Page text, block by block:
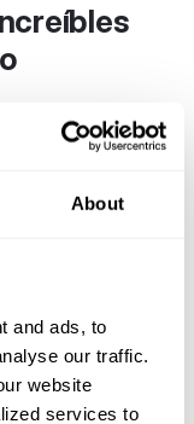
About
and ads, to
our traffic.
website
services to
e intuitivo con
combinación
y bots que
CSAT.